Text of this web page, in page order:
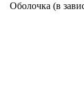
Оболочка (в